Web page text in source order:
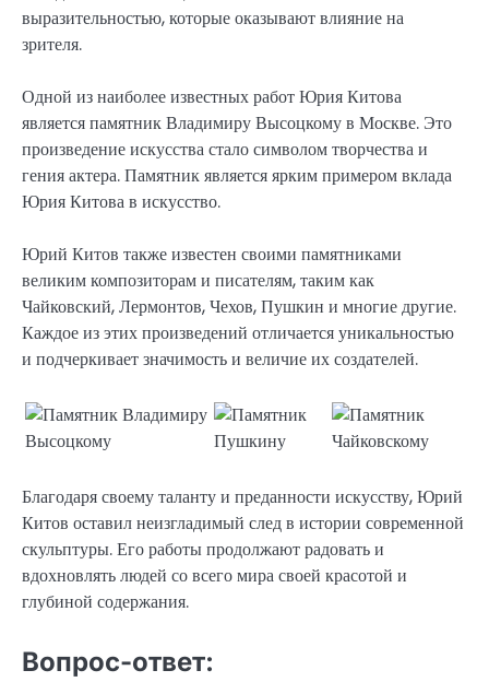
выразительностью, которые оказывают влияние на
зрителя.
Одной из наиболее известных работ Юрия Китова
является памятник Владимиру Высоцкому в Москве. Это
произведение искусства стало символом творчества и
гения актера. Памятник является ярким примером вклада
Юрия Китова в искусство.
Юрий Китов также известен своими памятниками
великим композиторам и писателям, таким как
Чайковский, Лермонтов, Чехов, Пушкин и многие другие.
Каждое из этих произведений отличается уникальностью
и подчеркивает значимость и величие их создателей.
Благодаря своему таланту и преданности искусству, Юрий
Китов оставил неизгладимый след в истории современной
скульптуры. Его работы продолжают радовать и
вдохновлять людей со всего мира своей красотой и
глубиной содержания.
Вопрос-ответ: